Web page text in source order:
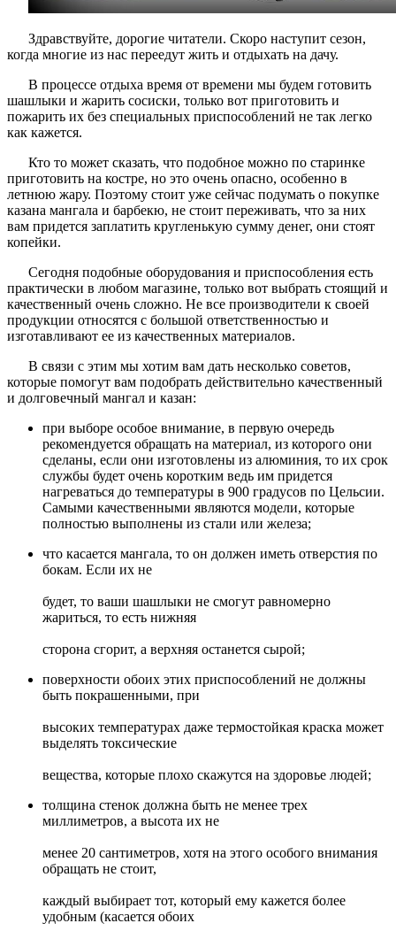
Здравствуйте, дорогие читатели. Скоро наступит сезон,
когда многие из нас переедут жить и отдыхать на дачу.
В процессе отдыха время от времени мы будем готовить
шашлыки и жарить сосиски, только вот приготовить и
пожарить их без специальных приспособлений не так легко
как кажется.
Кто то может сказать, что подобное можно по старинке
приготовить на костре, но это очень опасно, особенно в
летнюю жару. Поэтому стоит уже сейчас подумать о покупке
казана мангала и барбекю, не стоит переживать, что за них
вам придется заплатить кругленькую сумму денег, они стоят
копейки.
Сегодня подобные оборудования и приспособления есть
практически в любом магазине, только вот выбрать стоящий и
качественный очень сложно. Не все производители к своей
продукции относятся с большой ответственностью и
изготавливают ее из качественных материалов.
В связи с этим мы хотим вам дать несколько советов,
которые помогут вам подобрать действительно качественный
и долговечный мангал и казан:
при выборе особое внимание, в первую очередь
рекомендуется обращать на материал, из которого они
сделаны, если они изготовлены из алюминия, то их срок
службы будет очень коротким ведь им придется
нагреваться до температуры в 900 градусов по Цельсии.
Самыми качественными являются модели, которые
полностью выполнены из стали или железа;
что касается мангала, то он должен иметь отверстия по
бокам. Если их не
будет, то ваши шашлыки не смогут равномерно
жариться, то есть нижняя
сторона сгорит, а верхняя останется сырой;
поверхности обоих этих приспособлений не должны
быть покрашенными, при
высоких температурах даже термостойкая краска может
выделять токсические
вещества, которые плохо скажутся на здоровье людей;
толщина стенок должна быть не менее трех
миллиметров, а высота их не
менее 20 сантиметров, хотя на этого особого внимания
обращать не стоит,
каждый выбирает тот, который ему кажется более
удобным (касается обоих